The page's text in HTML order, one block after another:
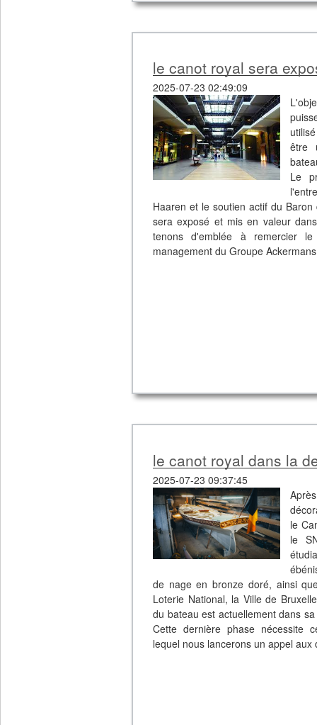
le canot royal sera
2025-07-23 02:49:09
être
Le
Haaren et le soutien actif du
sera exposé et mis en valeur
tenons d'emblée à remercier
management du Groupe
le canot royal dans la
2025-07-23 09:37:45
le
le
de nage en bronze doré, ainsi
Loterie National, la Ville de
du bateau est actuellement dans
Cette dernière phase nécessite
lequel nous lancerons un appel